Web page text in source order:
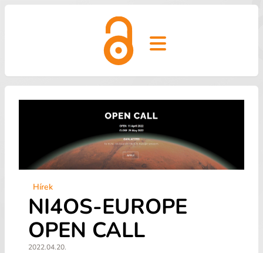
Open main menu
Hírek
NI4OS-EUROPE
OPEN CALL
2022.04.20.